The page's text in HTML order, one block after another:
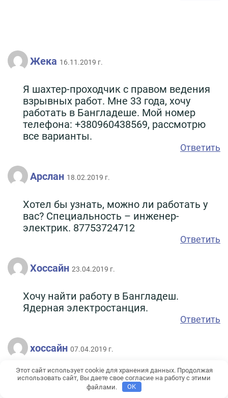
Жека 16.11.2019 г.
Я шахтер-проходчик с правом ведения
взрывных работ. Мне 33 года, хочу
работать в Бангладеше. Мой номер
телефона: +380960438569, рассмотрю
все варианты.
Ответить
Арслан 18.02.2019 г.
Хотел бы узнать, можно ли работать у
вас? Специальность – инженер-
электрик. 87753724712
Ответить
Хоссайн 23.04.2019 г.
Хочу найти работу в Бангладеш.
Ядерная электростанция.
Ответить
хоссайн 07.04.2019 г.
Хочу найти работу АЗС в Бангладеш.
Знаю русский, бенгальский и
Этот сайт использует cookie для хранения данных. Продолжая
использовать сайт, Вы даете свое согласие на работу с этими
файлами.
OK